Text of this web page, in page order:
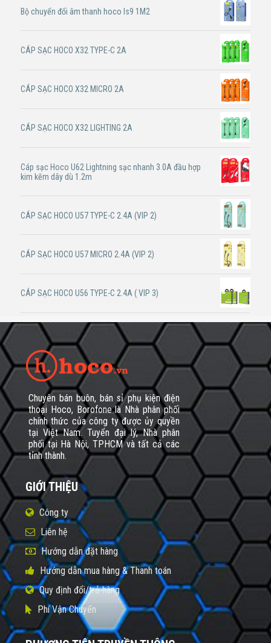
Bộ chuyển đổi âm thanh hoco ls9 1M2
CÁP SẠC HOCO X32 TYPE-C 2A
CÁP SẠC HOCO X32 MICRO 2A
CÁP SẠC HOCO X32 LIGHTING 2A
Cáp sạc Hoco U62 Lightning sạc nhanh 3.0A đầu hợp
kim kẽm dây dù 1.2m
CÁP SẠC HOCO U57 TYPE-C 2.4A (VIP 2)
CÁP SẠC HOCO U57 MICRO 2.4A (VIP 2)
CÁP SẠC HOCO U56 TYPE-C 2.4A ( VIP 3)
Chuyên bán buôn, bán sỉ phụ kiện điện
thoại Hoco, Borofone là Nhà phân phối
chính thức của công ty được ủy quyền
tại Việt Nam. Tuyển đại lý, Nhà phân
phối tại Hà Nội, TPHCM và tất cả các
tỉnh thành.
GIỚI THIỆU
Công ty
Liên hệ
Hướng dẫn đặt hàng
Hướng dẫn mua hàng & Thanh toán
Quy định đổi/trả hàng
Phí Vận Chuyển